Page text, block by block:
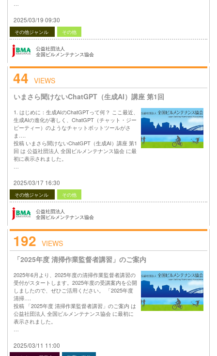
2025/03/19 09:30
その他ジャンル その他
公益社団法人
全国ビルメンテナンス協会
44 VIEWS
いまさら聞けないChatGPT（生成AI）講座 第1回
1. はじめに：生成AIのChatGPTって何？ ここ最近、
生成AIの進化が著しく、ChatGPT（チャット・ジー
ピーティー）のようなチャットボットツールがさ
ま….
投稿 いまさら聞けないChatGPT（生成AI）講座 第1
回 は 公益社団法人 全国ビルメンテナンス協会 に最
初に表示されました。
2025/03/17 16:30
その他ジャンル その他
公益社団法人
全国ビルメンテナンス協会
192 VIEWS
「2025年度 清掃作業監督者講習」のご案内
2025年6月より、2025年度の清掃作業監督者講習の
受付がスタートします。2025年度の受講案内を公開
しましたので、ぜひご活用ください。 「2025年度
清掃….
投稿 「2025年度 清掃作業監督者講習」のご案内 は
公益社団法人 全国ビルメンテナンス協会 に最初に
表示されました。
2025/03/11 11:00